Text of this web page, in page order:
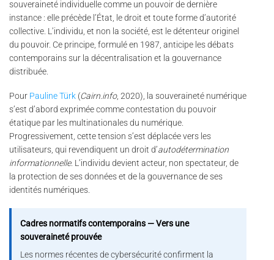
souveraineté individuelle comme un pouvoir de dernière
instance : elle précède l’État, le droit et toute forme d’autorité
collective. L’individu, et non la société, est le détenteur originel
du pouvoir. Ce principe, formulé en 1987, anticipe les débats
contemporains sur la décentralisation et la gouvernance
distribuée.
Pour Pauline Türk (Cairn.info, 2020), la souveraineté numérique
s’est d’abord exprimée comme contestation du pouvoir
étatique par les multinationales du numérique.
Progressivement, cette tension s’est déplacée vers les
utilisateurs, qui revendiquent un droit d’autodétermination
informationnelle. L’individu devient acteur, non spectateur, de
la protection de ses données et de la gouvernance de ses
identités numériques.
Cadres normatifs contemporains — Vers une
souveraineté prouvée
Les normes récentes de cybersécurité confirment la